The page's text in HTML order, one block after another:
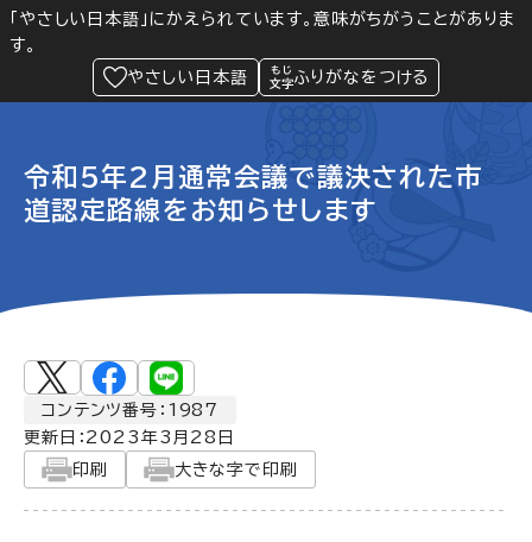
「やさしい日本語」にかえられています。意味がちがうことがありま
す。
やさしい日本語
ふりがなをつける
Language 閲覧支援
緊急情報
令和5年2月通常会議で議決された市
道認定路線をお知らせします
コンテンツ番号：1987
更新日： 2023年3月28日
印刷
大きな字で印刷